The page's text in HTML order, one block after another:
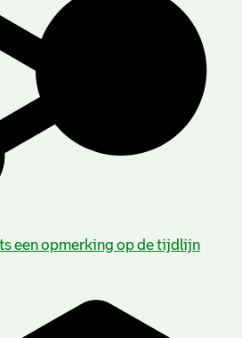
series en archiefbestanddelen
een opmerking op de tijdlijn